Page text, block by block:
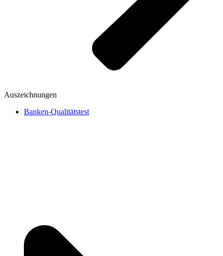
Auszeichnungen
Banken-Qualitätstest